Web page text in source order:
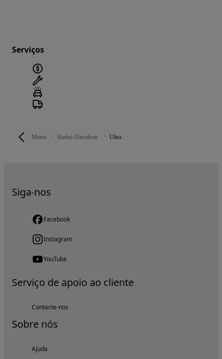
Motos Harley-Davidson Ultra
Serviços
Siga-nos
Facebook
Instagram
YouTube
Serviço de apoio ao cliente
Contacte-nos
Sobre nós
Ajuda